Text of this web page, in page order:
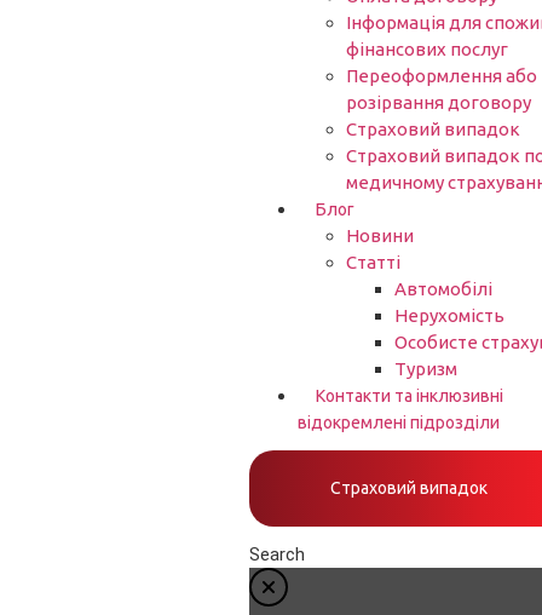
Інформація для
фінансових послуг
Переоформлення або
розірвання договору
Страховий випадок
Страховий випадок
медичному
Блог
Новини
Статті
Автомобілі
Нерухомість
Особисте
Туризм
Контакти та інклюзивні
відокремлені підрозділи
Страховий випадок
Search